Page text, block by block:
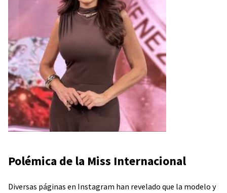
Polémica de la Miss Internacional
Diversas páginas en Instagram han revelado que la modelo y